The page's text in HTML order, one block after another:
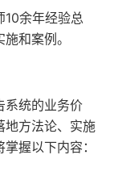
10余年经验总
和案例。
系统的业务价
地方法论、实施
握以下内容：